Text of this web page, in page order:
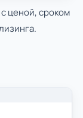
ценой, сроком